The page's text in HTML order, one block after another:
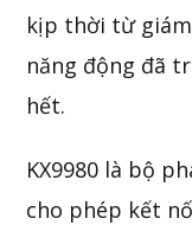
kịp thời từ
năng động đã
hết.
KX9980 là bộ
cho phép kết